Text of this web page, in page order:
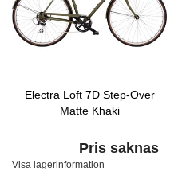
Electra Loft 7D Step-Over
Matte Khaki
Pris saknas
Visa lagerinformation